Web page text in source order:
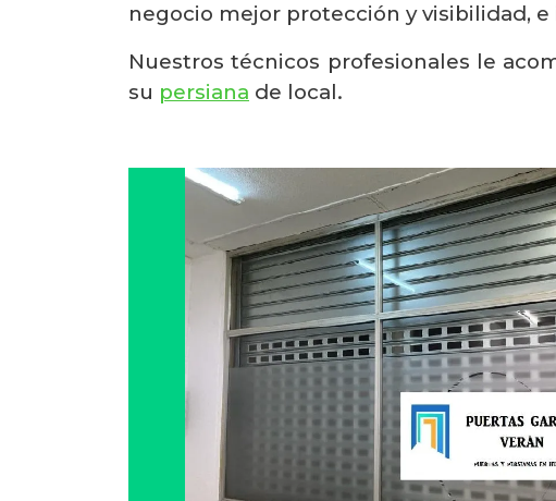
negocio mejor protección y visibilidad,
Nuestros técnicos profesionales le
su persiana de local.